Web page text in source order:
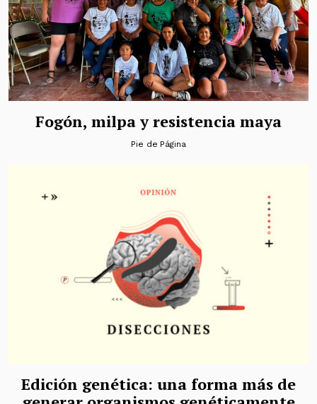
Fogón, milpa y resistencia maya
Pie de Página
Edición genética: una forma más de